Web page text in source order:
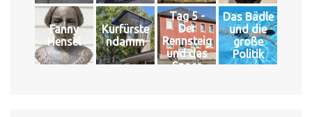
Fanny
Hensel
Kurfürste
ndamm
Tag 5 -
Der
Rennsteig
und das
Space
Das Bädle
und die
große
Politik